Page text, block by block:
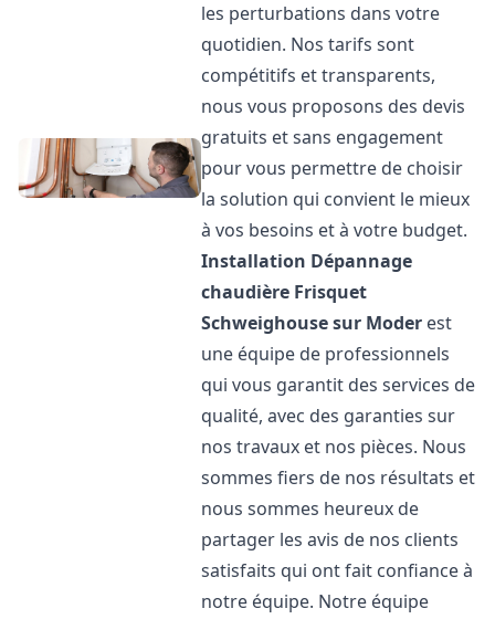
les perturbations dans votre
quotidien. Nos tarifs sont
compétitifs et transparents,
nous vous proposons des devis
gratuits et sans engagement
pour vous permettre de choisir
la solution qui convient le mieux
à vos besoins et à votre budget.
Installation Dépannage
chaudière Frisquet
Schweighouse sur Moder est
une équipe de professionnels
qui vous garantit des services de
qualité, avec des garanties sur
nos travaux et nos pièces. Nous
sommes fiers de nos résultats et
nous sommes heureux de
partager les avis de nos clients
satisfaits qui ont fait confiance à
notre équipe. Notre équipe